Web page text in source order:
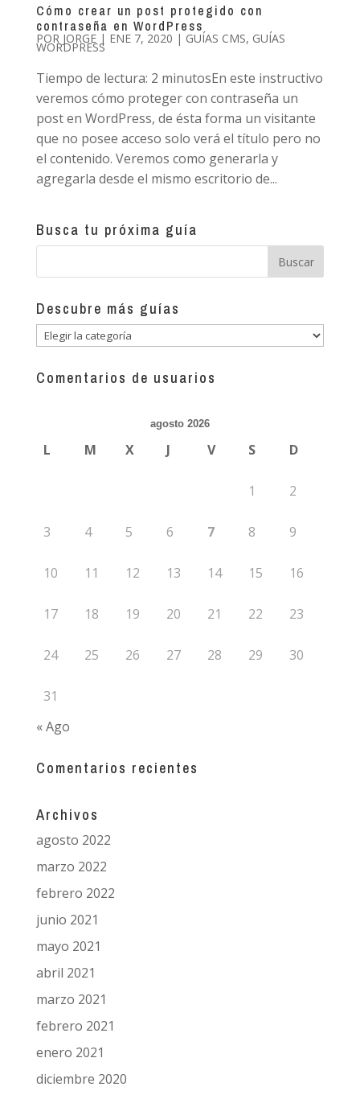
Cómo crear un post protegido con
contraseña en WordPress
POR JORGE| ENE 7, 2020 | GUÍAS CMS, GUÍAS
WORDPRESS
Tiempo de lectura: 2 minutosEn este instructivo
veremos cómo proteger con contraseña un
post en WordPress, de ésta forma un visitante
que no posee acceso solo verá el título pero no
el contenido. Veremos como generarla y
agregarla desde el mismo escritorio de...
Busca tu próxima guía
Descubre más guías
Descubre
guías
Comentarios de usuarios
agosto 2026
L M X J V S D
1 2
3 4 5 6 7 8 9
10 11 12 13 14 15 16
17 18 19 20 21 22 23
24 25 26 27 28 29 30
31
« Ago
Comentarios recientes
Archivos
agosto 2022
marzo 2022
febrero 2022
junio 2021
mayo 2021
abril 2021
marzo 2021
febrero 2021
enero 2021
diciembre 2020